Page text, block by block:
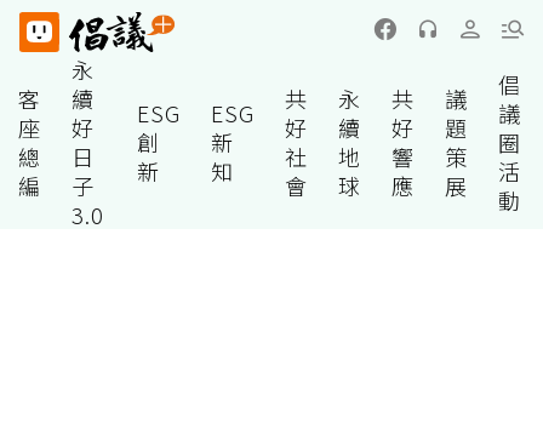
客
座
總
編
永
續
好
日
子
3.0
ESG
創
新
ESG
新
知
共
好
社
會
永
續
地
球
共
好
響
應
議
題
策
展
倡
議
圈
活
動